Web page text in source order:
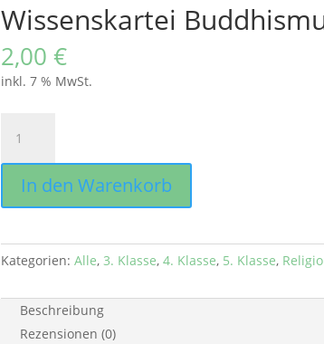
Wissenskartei
2,00 €
inkl. 7 % MwSt.
Buddhismus
Menge
In den Warenkorb
Kategorien: Alle, 3. Klasse, 4. Klasse, 5. Klasse,
Beschreibung
Rezensionen (0)